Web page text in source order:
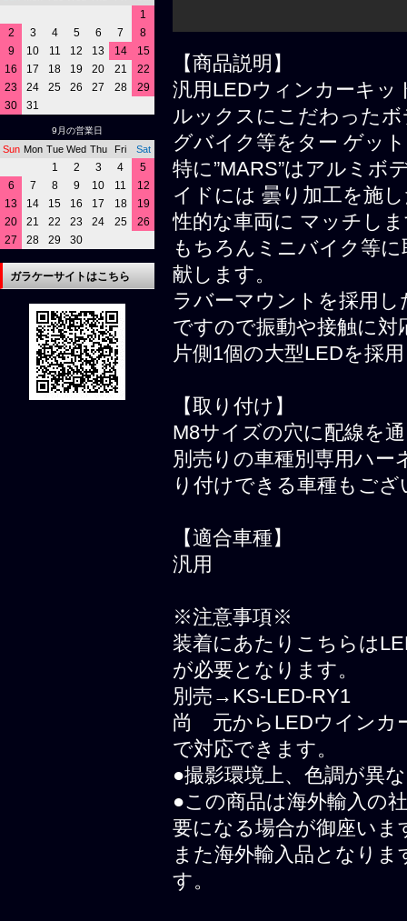
【商品説明】
汎用LEDウィンカーキッ
ルックスにこだわった
グバイク等をター ゲッ
特に”MARS”はアルミボ
イドには 曇り加工を施
性的な車両に マッチし
もちろんミニバイク等
献します。
ラバーマウントを採用
ですので振動や接触に対
片側1個の大型LEDを採
【取り付け】
M8サイズの穴に配線を
別売りの車種別専用ハ
り付けできる車種もござ
【適合車種】
汎用
※注意事項※
装着にあたりこちらは
が必要となります。
別売→KS-LED-RY1
尚 元からLEDウインカ
で対応できます。
●撮影環境上、色調が異
●この商品は海外輸入の
要になる場合が御座いま
また海外輸入品となり
す。
1
2
3 4 5 6 7
8
9
10 11 12 13 14
15
16
17 18 19 20 21
22
23
24 25 26 27 28
29
30
31
9月の営業日
Sun Mon Tue Wed Thu Fri Sat
1 2 3 4
5
6
7 8 9 10 11
12
13
14 15 16 17 18
19
20
21 22 23 24 25
26
27
28 29 30
ガラケーサイトはこちら